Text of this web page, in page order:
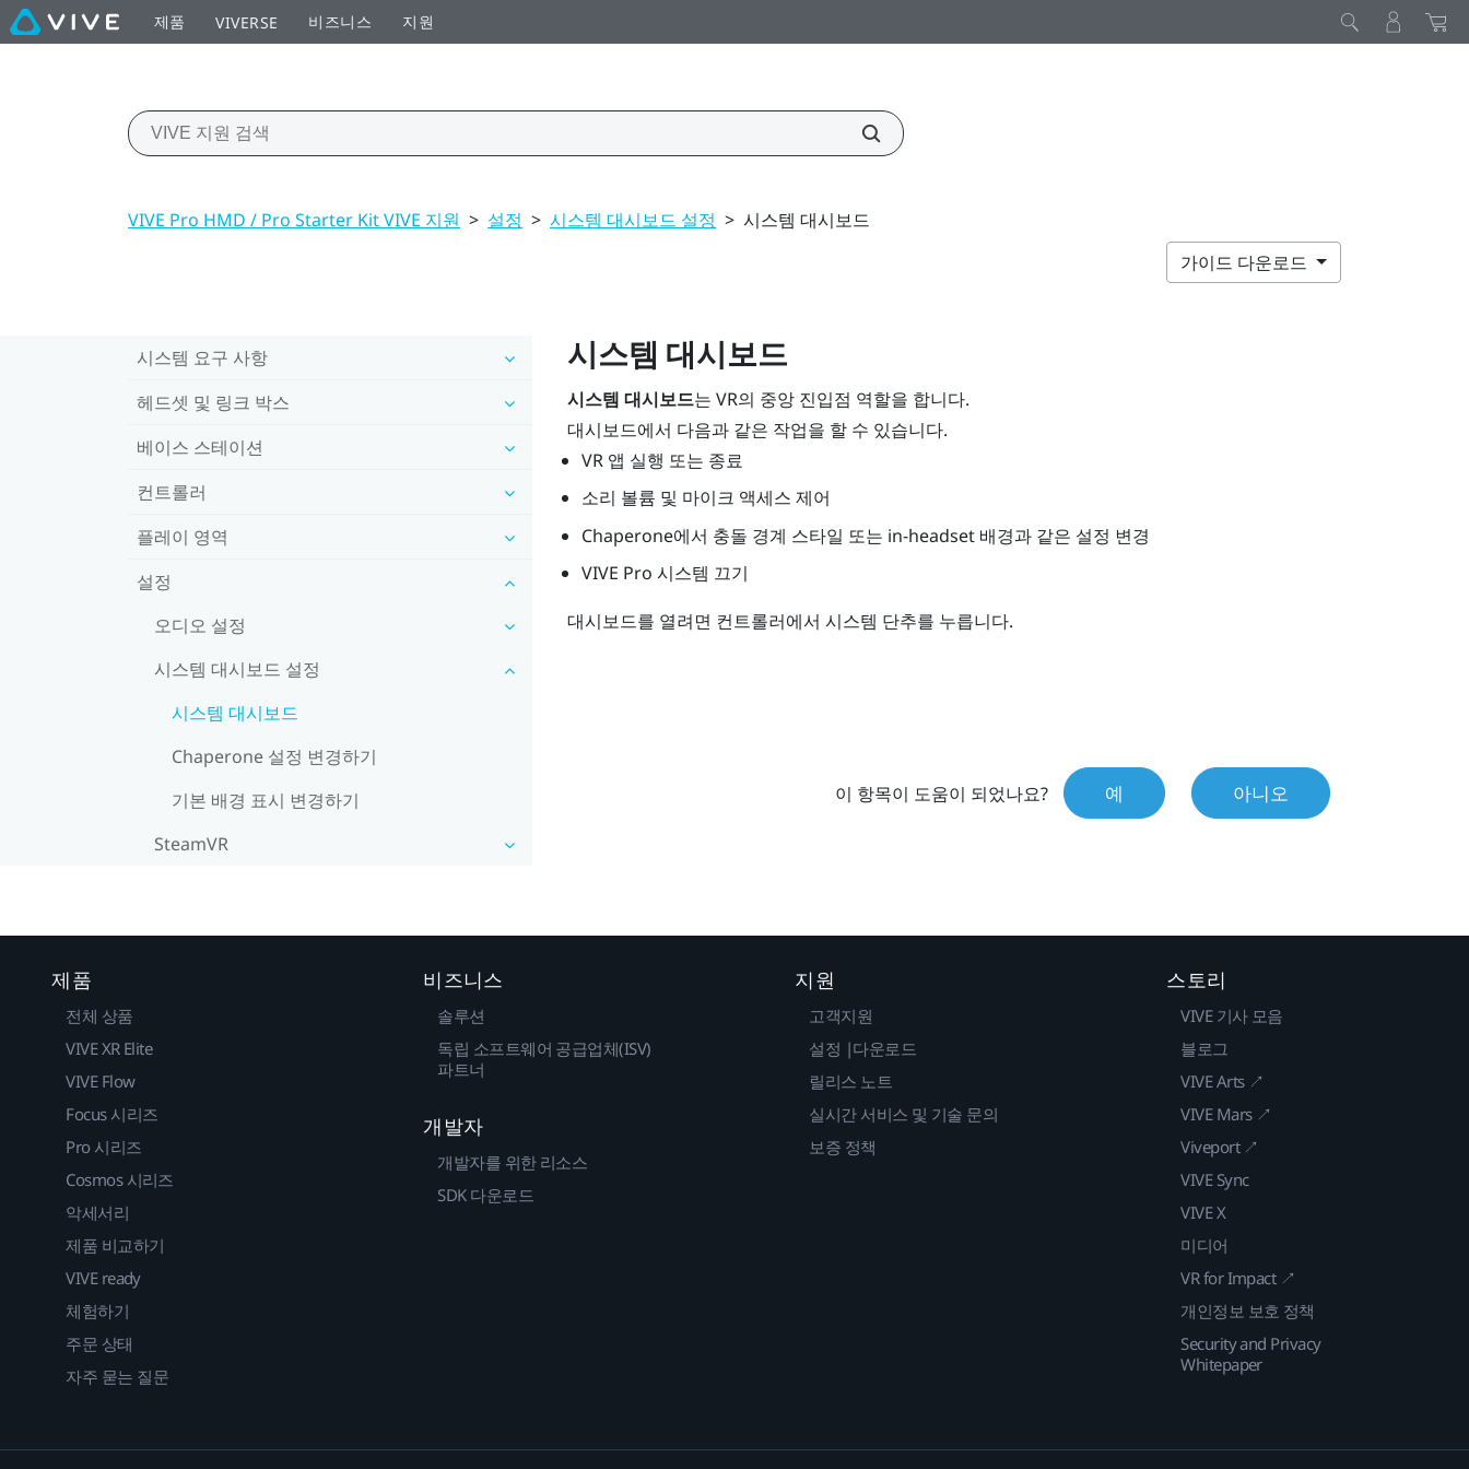
제품 VIVERSE 비즈니스 지원
VIVE Pro HMD / Pro Starter Kit VIVE 지원 > 설정 > 시스템 대시보드 설정 > 시스템 대시보드
가이드 다운로드
시스템 요구 사항
헤드셋 및 링크 박스
베이스 스테이션
컨트롤러
플레이 영역
설정
오디오 설정
시스템 대시보드 설정
시스템 대시보드
Chaperone 설정 변경하기
기본 배경 표시 변경하기
SteamVR
시스템 대시보드
시스템 대시보드는 VR의 중앙 진입점 역할을 합니다.
대시보드에서 다음과 같은 작업을 할 수 있습니다.
VR 앱 실행 또는 종료
소리 볼륨 및 마이크 액세스 제어
Chaperone에서 충돌 경계 스타일 또는 in-headset 배경과 같은 설정 변경
VIVE Pro 시스템 끄기
대시보드를 열려면 컨트롤러에서 시스템 단추를 누릅니다.
이 항목이 도움이 되었나요? 예 아니오
제품
전체 상품
VIVE XR Elite
VIVE Flow
Focus 시리즈
Pro 시리즈
Cosmos 시리즈
악세서리
제품 비교하기
VIVE ready
체험하기
주문 상태
자주 묻는 질문
비즈니스
솔루션
독립 소프트웨어 공급업체(ISV)
파트너
개발자
개발자를 위한 리소스
SDK 다운로드
지원
고객지원
설정 |다운로드
릴리스 노트
실시간 서비스 및 기술 문의
보증 정책
스토리
VIVE 기사 모음
블로그
VIVE Arts ↗
VIVE Mars ↗
Viveport ↗
VIVE Sync
VIVE X
미디어
VR for Impact ↗
개인정보 보호 정책
Security and Privacy
Whitepaper